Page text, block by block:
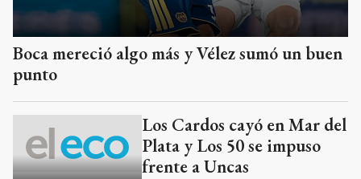
Boca mereció algo más y Vélez sumó un buen
punto
Los Cardos cayó en Mar del
Plata y Los 50 se impuso
frente a Uncas